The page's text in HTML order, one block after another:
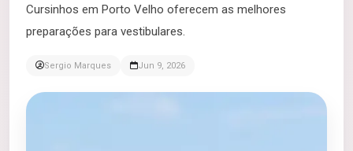
Cursinhos em Porto Velho oferecem as melhores
preparações para vestibulares.
Sergio Marques Jun 9, 2026